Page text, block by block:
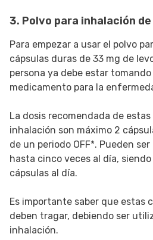
3. Polvo para inhalación
Para empezar a usar el polvo
cápsulas duras de 33 mg de
persona ya debe estar
medicamento para la
La dosis recomendada de
inhalación son máximo 2
de un periodo OFF*. Pueden
hasta cinco veces al día,
cápsulas al día.
Es importante saber que estas
deben tragar, debiendo ser
inhalación.